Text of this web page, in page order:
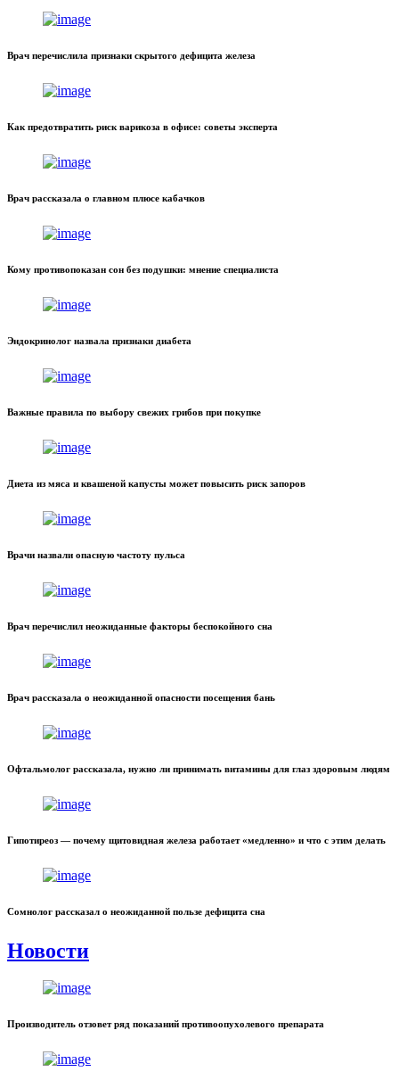
Врач перечислила признаки скрытого дефицита железа
Как предотвратить риск варикоза в офисе: советы эксперта
Врач рассказала о главном плюсе кабачков
Кому противопоказан сон без подушки: мнение специалиста
Эндокринолог назвала признаки диабета
Важные правила по выбору свежих грибов при покупке
Диета из мяса и квашеной капусты может повысить риск запоров
Врачи назвали опасную частоту пульса
Врач перечислил неожиданные факторы беспокойного сна
Врач рассказала о неожиданной опасности посещения бань
Офтальмолог рассказала, нужно ли принимать витамины для глаз здоровым людям
Гипотиреоз — почему щитовидная железа работает «медленно» и что с этим делать
Сомнолог рассказал о неожиданной пользе дефицита сна
Новости
Производитель отзовет ряд показаний противоопухолевого препарата